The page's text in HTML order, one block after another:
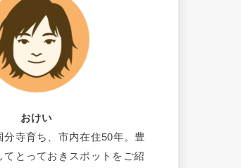
おけい
分寺育ち、市内在住50年。豊
てとっておきスポットをご紹